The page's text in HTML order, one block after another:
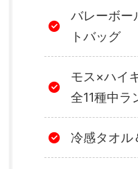
バレーボー
トバッグ
モス×ハイ
全11種中ラ
冷感タオル